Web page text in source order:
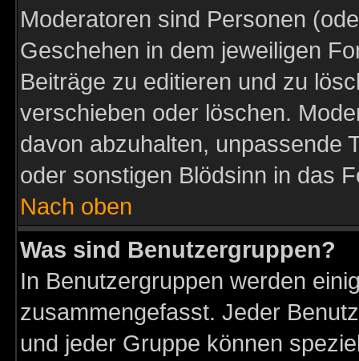
Moderatoren sind Personen
Geschehen in dem jeweiligen
Beiträge zu editieren und zu
verschieben oder löschen.
davon abzuhalten, unpassende
oder sonstigen Blödsinn in das
Nach oben
Was sind Benutzergruppen?
In Benutzergruppen werden
zusammengefasst. Jeder
und jeder Gruppe können